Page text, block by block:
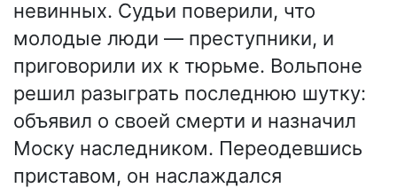
невинных. Судьи поверили, что
молодые люди — преступники, и
приговорили их к тюрьме. Вольпоне
решил разыграть последнюю шутку:
объявил о своей смерти и назначил
Моску наследником. Переодевшись
приставом, он наслаждался